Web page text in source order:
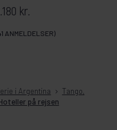
kr.
ANMELDELSER)
i Argentina
Tango,
på rejsen